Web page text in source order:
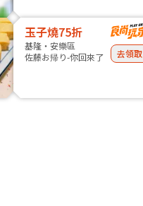
玉子燒75折
基隆・安樂區
佐藤お帰り-你回來了
去領取